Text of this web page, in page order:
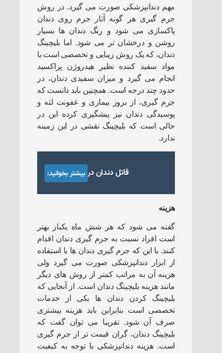
مهم دندانپزشکی صورت می گیرد. در روش
جرم گیری هر گونه آثار جرم روی دندان
پاکسازی می شود و رنگ دندان ها بسیار
روشن و درخشان تر می شود. اما بلیچینگ
دندان، که یک روش زیبایی و تخصصی است با
مواد سفید کننده نظیر هیدروژن پراکسید
انجام می گیرد و میزان سفیدی دندان، در
حدود چند درجه است. همچنین باید دانست که
جرم گیری، از بروز بیماری و عفونت لثه و
پوسیدگی دندان نیز پیشگیری کرده این در
حالی است که بلیچینگ نقشی در این زمینه
ندارد.
قاتل دندان درد چیست؟
بیشتر بخوانید:
هزینه
گفته می ‌شود که هر شش ماه یکبار بهتر
است افراد نسبت به جرم گیری دندان اقدام
کنند. با این که جرم گیری دندان ها با استفاده
از ابزار دندانپزشکی صورت می گیرد ولی
هزینه آن به مراتب کمتر از روش های دیگر
مانند هزینه بلیچینگ دندان است. از آنجایی که
بلیچینگ کردن دندان ها یکی از خدمات
تخصصی است بنابراین باید هزینه بیشتری
صرف آن شود. تقریبا می توان گفت که
بلیچینگ دندان، گران قیمت تر از جرم گیری
است. هزینه دندانپزشکی با توجه به کیفیت